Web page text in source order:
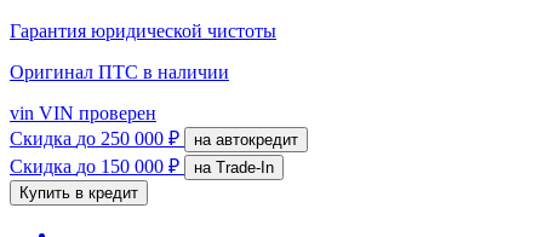
Гарантия юридической чистоты
Оригинал ПТС в наличии
vin VIN проверен
Скидка до 250 000 ₽ на автокредит
Скидка до 150 000 ₽
на Trade-In
Купить в кредит